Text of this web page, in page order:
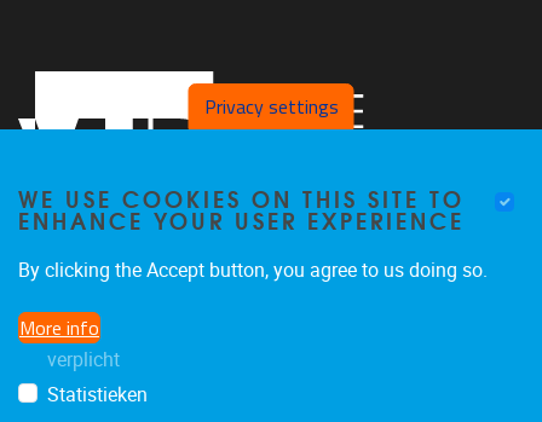
Privacy settings
WE USE COOKIES ON THIS SITE TO
ENHANCE YOUR USER EXPERIENCE
By clicking the Accept button, you agree to us doing so.
More info
verplicht
Statistieken